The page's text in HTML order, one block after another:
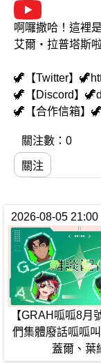
啊囉撒哈！這裡
艾爾‧拉普塔斯啦
🦖【Twitter】
🦖【Discord】
🦖【合作信箱】
關注數：0
關注
2026-08-05 21:00
【GRAH呱呱8月
們集體廢話呱呱
蓋爾、葉